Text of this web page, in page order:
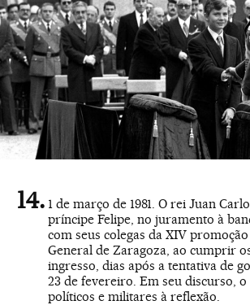
1 de março de 1981. O rei Juan
príncipe Felipe, no juramento à
com seus colegas da XIV
General de Zaragoza, ao cumprir
ingresso, dias após a tentativa de
23 de fevereiro. Em seu discurso, o
políticos e militares à reflexão.